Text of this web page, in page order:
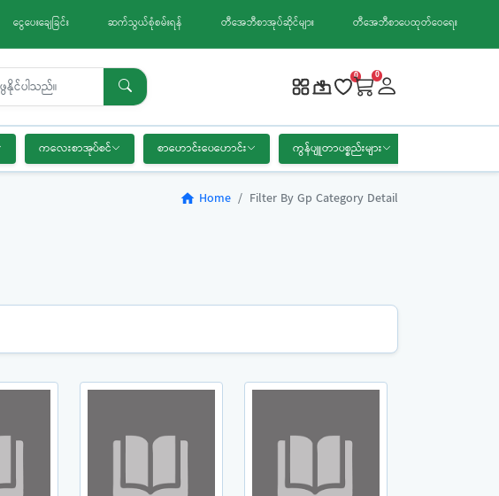
ငွေပေးချေခြင်း ဆက်သွယ်စုံစမ်းရန် တီအေဘီစာအုပ်ဆိုင်များ တီအေဘီစာပေထုတ်ဝေရေး
0 0
ကလေးစာအုပ်စင် စာဟောင်းပေဟောင်း ကွန်ပျူတာပစ္စည်းများ
home Home Filter By Gp Category Detail